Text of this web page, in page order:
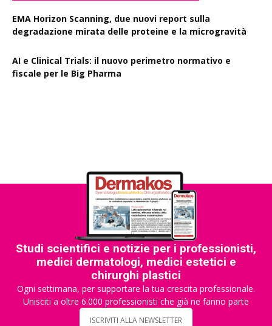
EMA Horizon Scanning, due nuovi report sulla
degradazione mirata delle proteine e la microgravità
AI e Clinical Trials: il nuovo perimetro normativo e
fiscale per le Big Pharma
Studi scientifici e notizie per i professionisti,
medici dermatologi, medici estetici e
chirurghi plastici
Ogni settimana, per supportare la tua crescita professionale.
Unisciti a oltre 6.000 professionisti che già ne fanno parte
ISCRIVITI ALLA NEWSLETTER